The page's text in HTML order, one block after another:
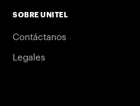
SOBRE UNITEL
Contáctanos
Legales